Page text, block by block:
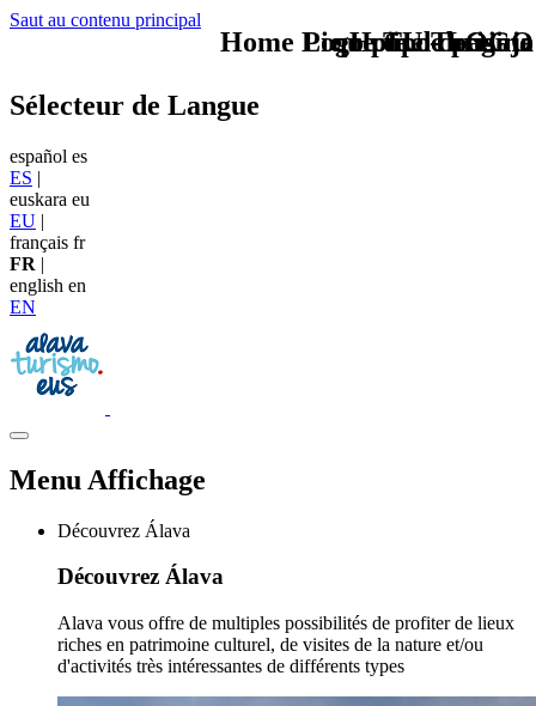
Saut au contenu principal
TU - LOGO
Sélecteur de Langue
español es
ES |
euskara eu
EU |
français fr
FR |
english en
EN
Menu Affichage
Découvrez Álava
Découvrez Álava
Alava vous offre de multiples possibilités de profiter de lieux
riches en patrimoine culturel, de visites de la nature et/ou
d'activités très intéressantes de différents types
que tipo de viaje
Home Logo pie de página
Pie Home Turismo